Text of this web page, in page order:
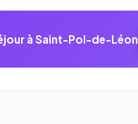
à Saint-Pol-de-Léon